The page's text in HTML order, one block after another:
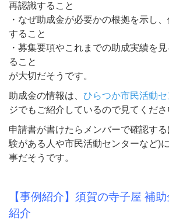
再認識すること
・なぜ助成金が必要かの根拠を示し
すること
・募集要項やこれまでの助成実績を
ること
が大切だそうです。
助成金の情報は、 ひらつか市民活動
ジでもご紹介しているので見てくださ
申請書が書けたらメンバーで確認す
験がある人や市民活動センターなど)
事だそうです。
【事例紹介】須賀の寺子屋 補
紹介